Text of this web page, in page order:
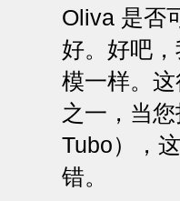
Oliva 是否
好。好吧
模一样。
之一，当
Tubo），
错。